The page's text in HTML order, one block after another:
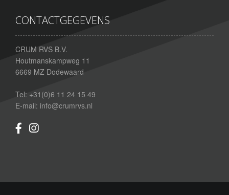
CONTACTGEGEVENS
CRUM RVS B.V.
Houtmanskampweg 11
6669 MZ Dodewaard
Tel: +31(0)6 11 24 15 49
E-mail: info@crumrvs.nl